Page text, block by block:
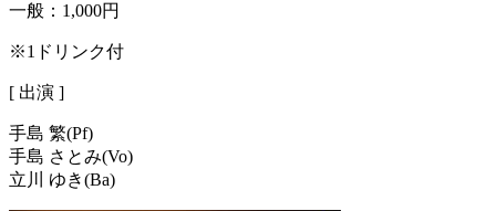
一般： 1,000円
※1ドリンク付
[ 出演 ]
手島 繁(Pf)
手島 さとみ(Vo)
立川 ゆき(Ba)